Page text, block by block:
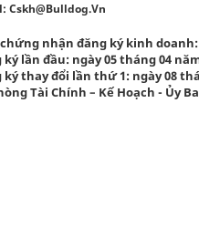
Cskh@bulldog.vn
nhận đăng ký kinh doanh:
ký lần đầu: ngày 05 tháng 04
ký thay đổi lần thứ 1: ngày 08
Tài Chính – Kế Hoạch - Ủy